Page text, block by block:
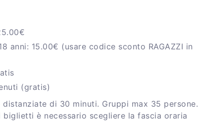
anni: 15.00€ (usare codice sconto RAGAZZI in
(gratis)
distanziate di 30 minuti. Gruppi max 35 persone.
è necessario scegliere la fascia oraria